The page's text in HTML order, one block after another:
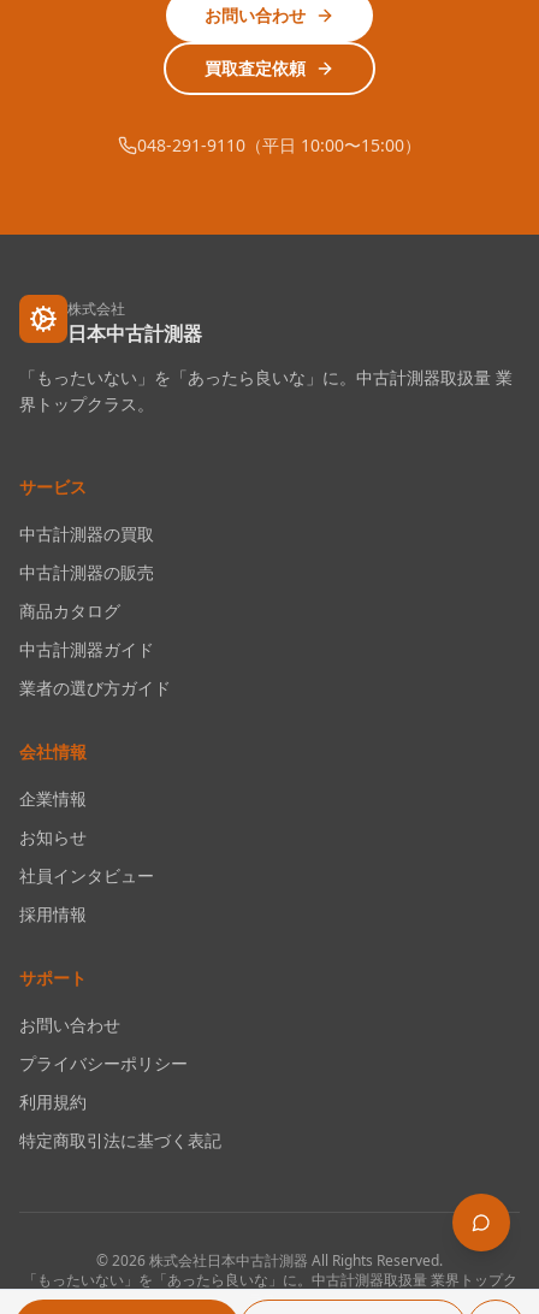
お問い合わせ
買取査定依頼
048-291-9110（平日 10:00〜15:00）
株式会社
日本中古計測器
「もったいない」を「あったら良いな」に。中古計測器取扱量 業
界トップクラス。
サービス
中古計測器の買取
中古計測器の販売
商品カタログ
中古計測器ガイド
業者の選び方ガイド
会社情報
企業情報
お知らせ
社員インタビュー
採用情報
サポート
お問い合わせ
プライバシーポリシー
利用規約
特定商取引法に基づく表記
©2026株式会社日本中古計測器 All Rights Reserved.
「もったいない」を「あったら良いな」に。中古計測器取扱量 業界トップク
ラス。